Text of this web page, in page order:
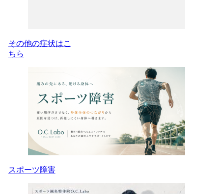
その他の症状はこ
ちら
スポーツ障害